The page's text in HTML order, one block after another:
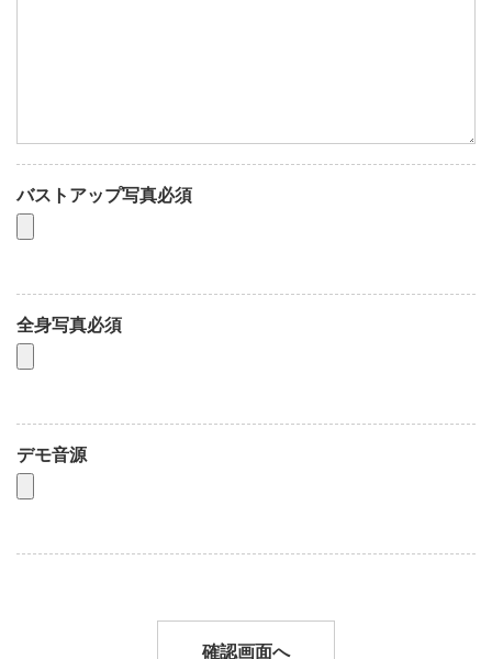
バストアップ写真必須
全身写真必須
デモ音源
確認画面へ